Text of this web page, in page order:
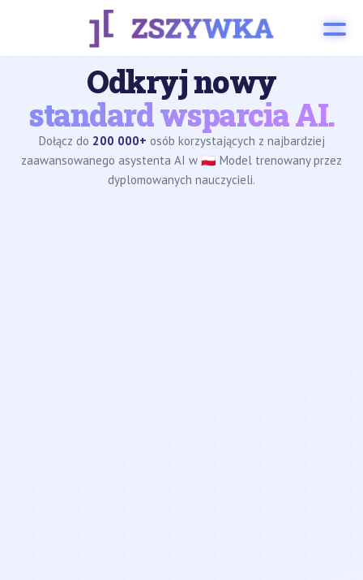
Odkryj nowy
standard wsparcia AI.
Dołącz do 200 000+ osób korzystających z najbardziej
zaawansowanego asystenta AI w 🇵🇱 Model trenowany przez
dyplomowanych nauczycieli.